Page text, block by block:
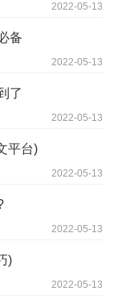
2022-05-13
备
2022-05-13
了
2022-05-13
平台)
2022-05-13
2022-05-13
)
2022-05-13